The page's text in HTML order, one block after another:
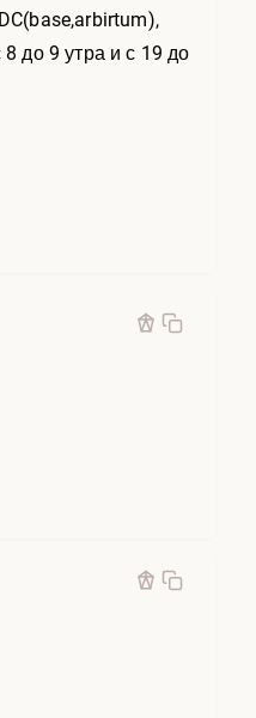
до 9 утра и с 19 до